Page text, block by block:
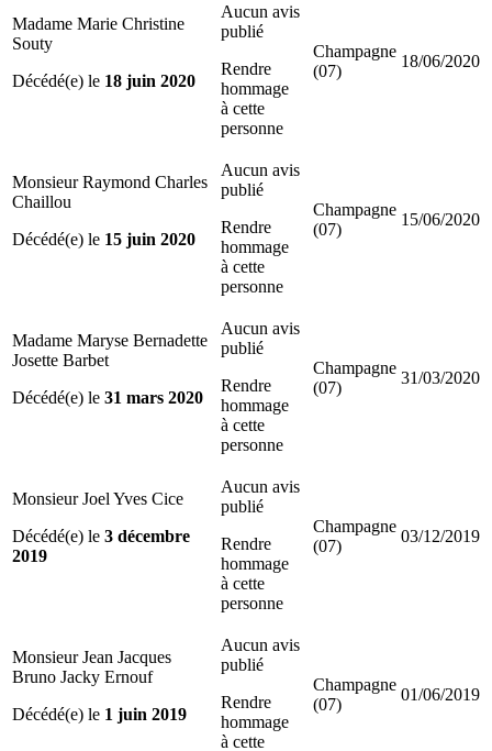
Madame Marie Christine
Souty
Décédé(e) le 18 juin 2020
Aucun avis
publié
Rendre
hommage
à cette
personne
Champagne
(07)
18/06/2020
Monsieur Raymond Charles
Chaillou
Décédé(e) le 15 juin 2020
Aucun avis
publié
Rendre
hommage
à cette
personne
Champagne
(07)
15/06/2020
Madame Maryse Bernadette
Josette Barbet
Décédé(e) le 31 mars 2020
Aucun avis
publié
Rendre
hommage
à cette
personne
Champagne
(07)
31/03/2020
Monsieur Joel Yves Cice
Décédé(e) le 3 décembre
2019
Aucun avis
publié
Rendre
hommage
à cette
personne
Champagne
(07)
03/12/2019
Monsieur Jean Jacques
Bruno Jacky Ernouf
Décédé(e) le 1 juin 2019
Aucun avis
publié
Rendre
hommage
à cette
Champagne
(07)
01/06/2019